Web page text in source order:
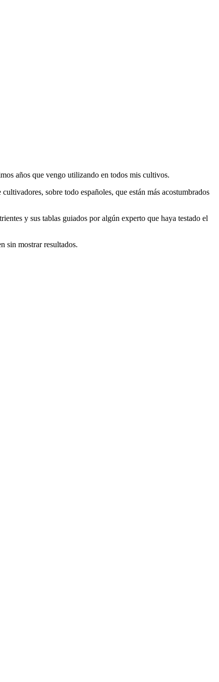
años que vengo utilizando en todos mis cultivos.
sobre todo españoles, que están más acostumbrados
y sus tablas guiados por algún experto que haya testado el
sin mostrar resultados.